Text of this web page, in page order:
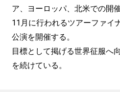
ア、ヨーロッパ、北米での開
11月に行われるツアーファイ
公演を開催する。
目標として掲げる世界征服へ
を続けている。